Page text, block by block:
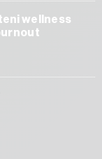
wellness